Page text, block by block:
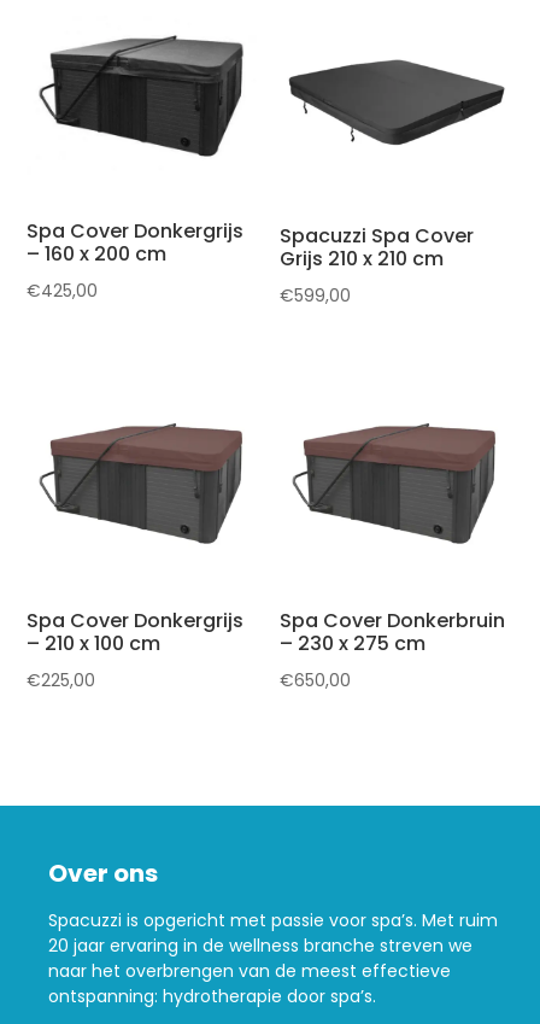
Spa Cover Donkergrijs
– 160 x 200 cm
€425,00
Spacuzzi Spa Cover
Grijs 210 x 210 cm
€599,00
Spa Cover Donkergrijs
– 210 x 100 cm
€225,00
Spa Cover Donkerbruin
– 230 x 275 cm
€650,00
Over ons
Spacuzzi is opgericht met passie voor spa’s. Met ruim
20 jaar ervaring in de wellness branche streven we
naar het overbrengen van de meest effectieve
ontspanning: hydrotherapie door spa’s.